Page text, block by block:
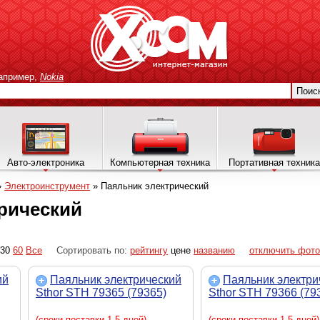
Nokia
Авто-электроника Компьютерная техника Портативная техника
Электроинструмент » Паяльник электрический
30 60 Все Сортировать по: рейтингу цене названию отключить фото
Паяльник электрический
Sthor STH 79365 (79365)
Паяльник
Sthor STH 79366